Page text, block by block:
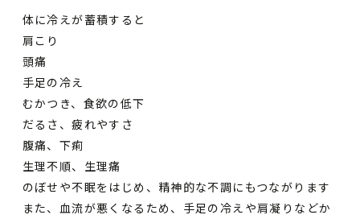
体に冷えが蓄積すると
肩こり
頭痛
手足の冷え
むかつき、食欲の低下
だるさ、疲れやすさ
腹痛、下痢
生理不順、生理痛
のぼせや不眠をはじめ、精神的な不調にもつながります
また、血流が悪くなるため、手足の冷えや肩凝りなどか